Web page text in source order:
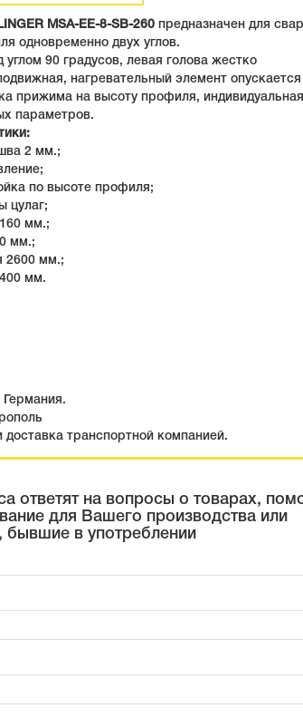
MSA-EE-8-SB-260 предназначен для
одновременно двух углов.
90 градусов, левая голова жестко
нагревательный элемент опускается
прижима на высоту профиля, индивидуальная
параметров.
2 мм.;
по высоте профиля;
цулаг;
мм.;
мм.;
2600 мм.;
мм.
Германия.
транспортной компанией.
ответят на вопросы о товарах,
для Вашего производства или
бывшие в употреблении